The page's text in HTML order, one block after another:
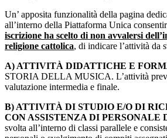
Un’ apposita funzionalità della pagina
all’interno della Piattaforma Unica
iscrizione ha scelto di non avvalersi
religione cattolica, di indicare l’attività da
A) ATTIVITÀ DIDATTICHE E
STORIA DELLA MUSICA. L’attività
valutazione intermedia e finale.
B) ATTIVITÀ DI STUDIO E/O DI
CON ASSISTENZA DI PERSONALE
svolta all’interno di classi parallele e